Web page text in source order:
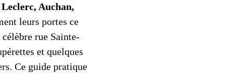
Leclerc, Auchan,
leurs portes ce
rue Sainte-
et quelques
Ce guide pratique